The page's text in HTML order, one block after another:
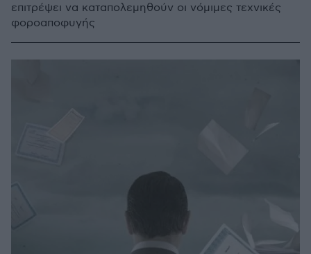
επιτρέψει να καταπολεμηθούν οι νόμιμες τεχνικές
φοροαποφυγής